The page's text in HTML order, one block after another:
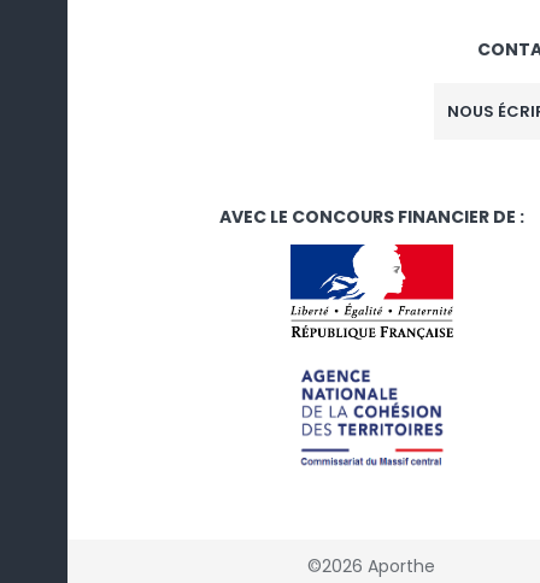
NOUS
AVEC LE CONCOURS FINANCIER DE :
©2026 Aporthe